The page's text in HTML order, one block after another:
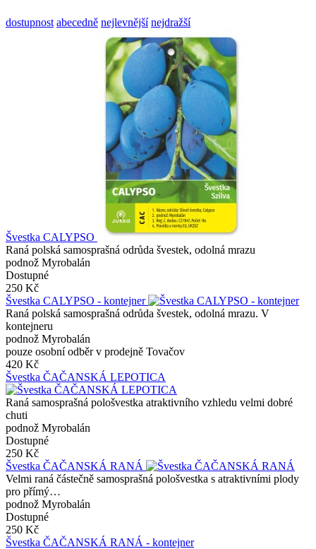
dostupnost abecedně nejlevnější nejdražší
Švestka CALYPSO
Raná polská samosprašná odrůda švestek, odolná mrazu
podnož Myrobalán
Dostupné
250 Kč
Švestka CALYPSO - kontejner
Raná polská samosprašná odrůda švestek, odolná mrazu. V
kontejneru
podnož Myrobalán
pouze osobní odběr v prodejně Tovačov
420 Kč
Švestka ČAČANSKÁ LEPOTICA
Raná samosprašná pološvestka atraktivního vzhledu velmi dobré
chuti
podnož Myrobalán
Dostupné
250 Kč
Švestka ČAČANSKÁ RANÁ
Velmi raná částečně samosprašná pološvestka s atraktivními plody
pro přímý…
podnož Myrobalán
Dostupné
250 Kč
Švestka ČAČANSKÁ RANÁ - kontejner